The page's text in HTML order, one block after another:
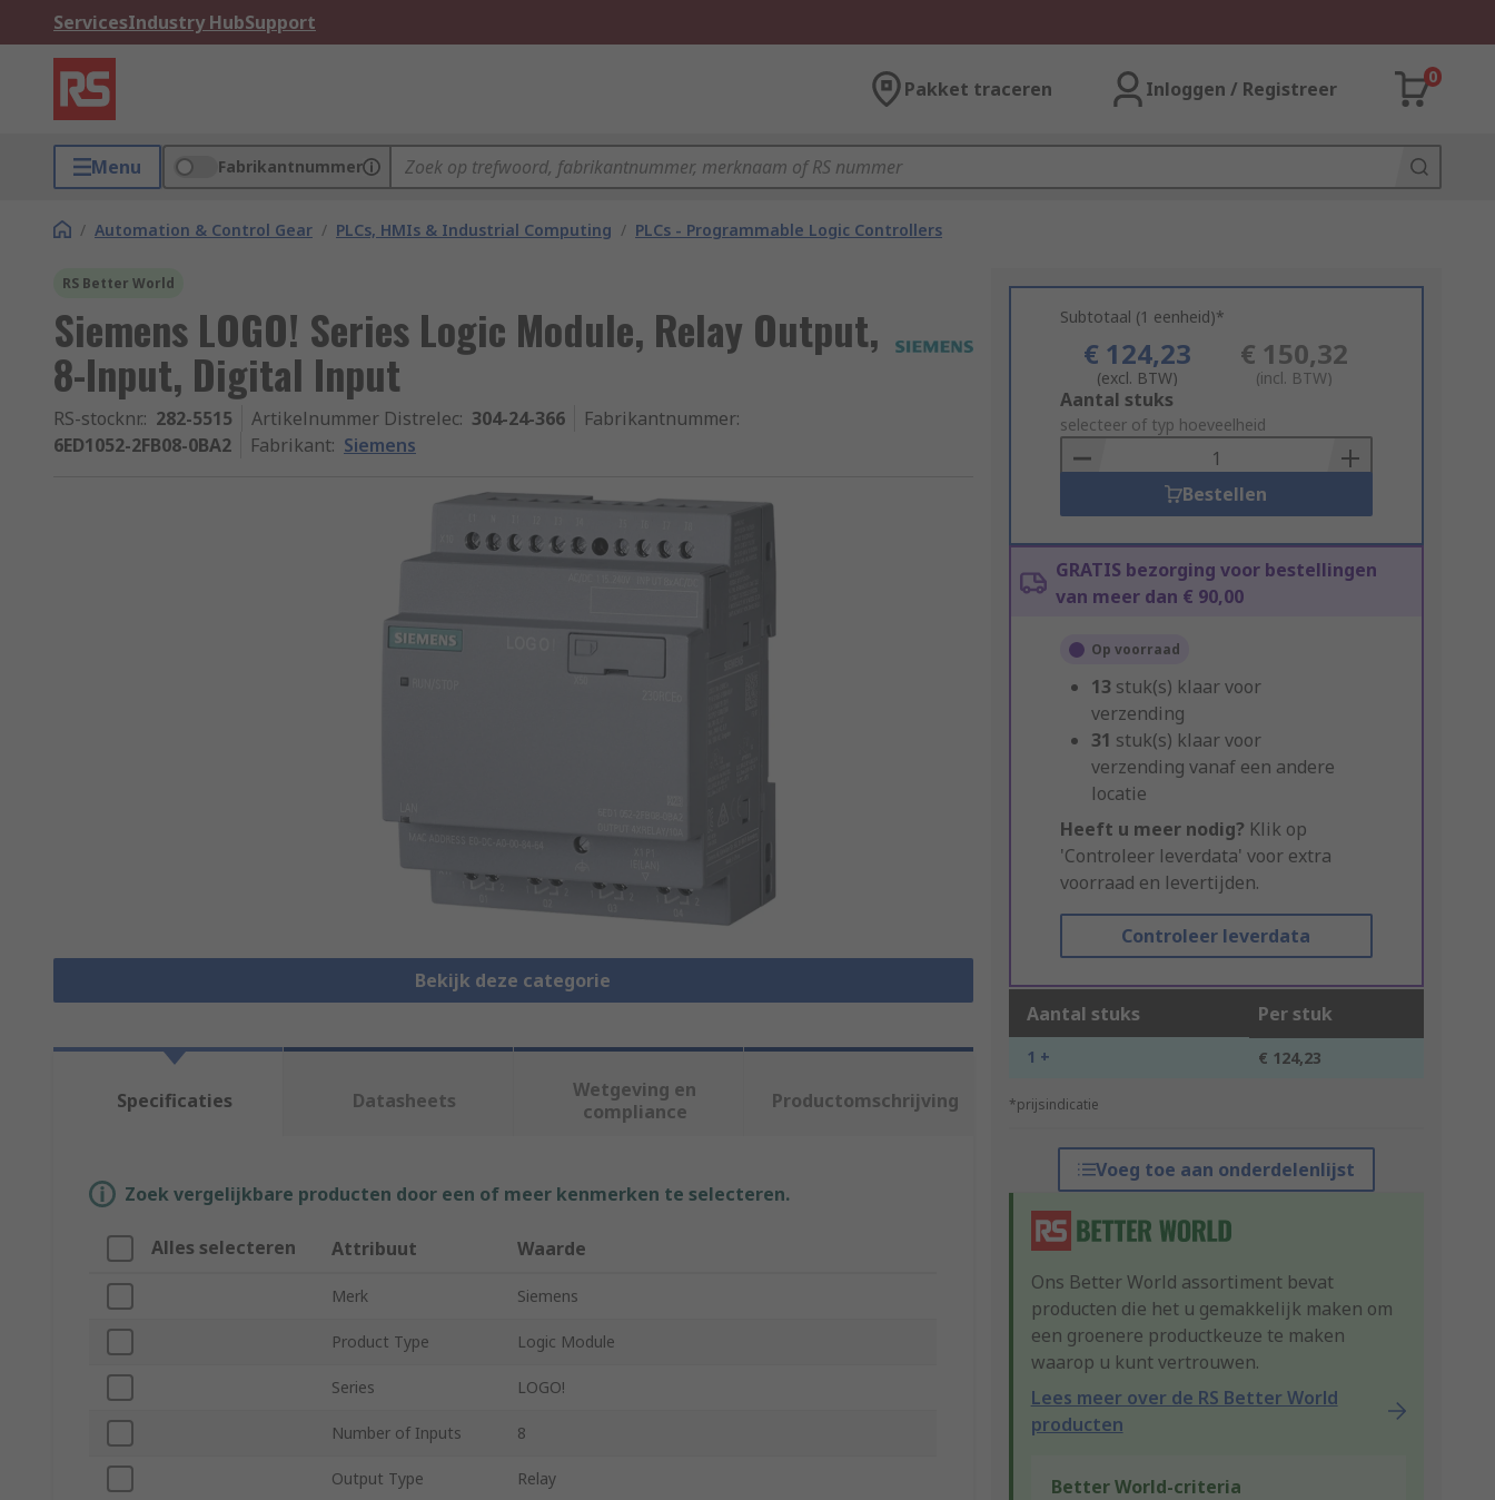
ServicesIndustry HubSupport
Pakket traceren Inloggen / Registreer
0
Menu Fabrikantnummer
/ Automation & Control Gear / PLCs, HMIs & Industrial Computing / PLCs - Programmable Logic Controllers
RS Better World
Siemens LOGO! Series Logic Module, Relay Output,
8-Input, Digital Input
RS-stocknr.: 282-5515 Artikelnummer Distrelec: 304-24-366 Fabrikantnummer:
6ED1052-2FB08-0BA2
Fabrikant: Siemens
Bekijk deze categorie
Subtotaal (1 eenheid)*
€ 124,23
(excl. BTW)
€ 150,32
(incl. BTW)
Add
to
Basket
Aantal stuks
selecteer of typ hoeveelheid
Bestellen
GRATIS bezorging voor bestellingen
van meer dan € 90,00
Op voorraad
13 stuk(s) klaar voor
verzending
31 stuk(s) klaar voor
verzending vanaf een andere
locatie
Heeft u meer nodig? Klik op
'Controleer leverdata' voor extra
voorraad en levertijden.
Controleer leverdata
Aantal stuks Per stuk
1 + € 124,23
*prijsindicatie
Voeg toe aan onderdelenlijst
Ons Better World assortiment bevat
producten die het u gemakkelijk maken om
een groenere productkeuze te maken
waarop u kunt vertrouwen.
Lees meer over de RS Better World
producten
Better World-criteria
Specificaties Datasheets
Wetgeving en
compliance
Productomschrijving
Zoek vergelijkbare producten door een of meer kenmerken te selecteren.
Alles selecteren Attribuut Waarde
Merk Siemens
Product Type Logic Module
Series LOGO!
Number of Inputs 8
Output Type Relay